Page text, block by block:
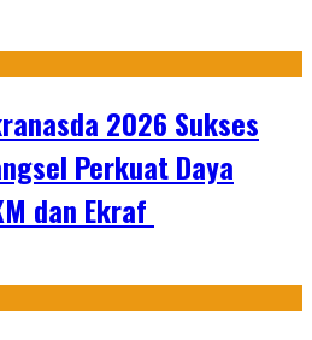
2026 Sukses
Perkuat Daya
dan Ekraf